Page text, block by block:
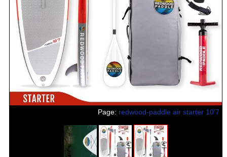
Page: redwood-paddle air starter 10'7